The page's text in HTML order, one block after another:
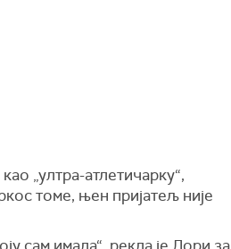
„ултра-атлетичарку“,
томе, њен пријатељ није